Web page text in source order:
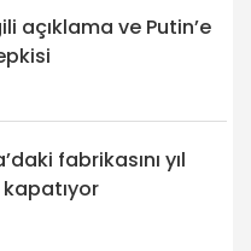
açıklama ve Putin’e
fabrikasını yıl